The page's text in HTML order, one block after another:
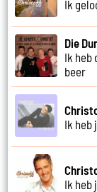
Ik
Die
Ik heb
beer
Ik heb
Ik heb